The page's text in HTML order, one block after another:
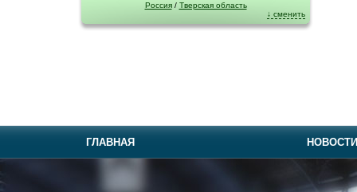
Россия/ Тверская область
↓ сменить
ГЛАВНАЯ НОВОСТИ